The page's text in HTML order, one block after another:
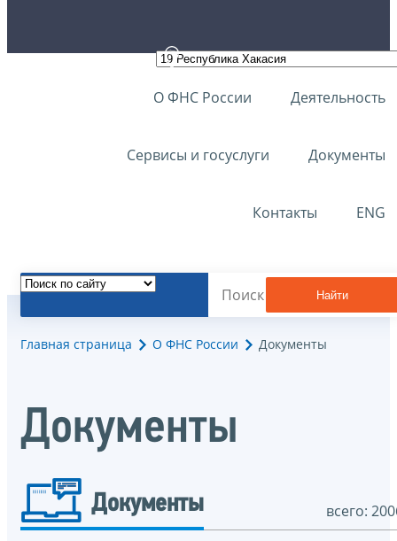
О ФНС России Деятельность
Сервисы и госуслуги Документы
Контакты ENG
Найти
Главная страница О ФНС России Документы
Документы
Документы всего: